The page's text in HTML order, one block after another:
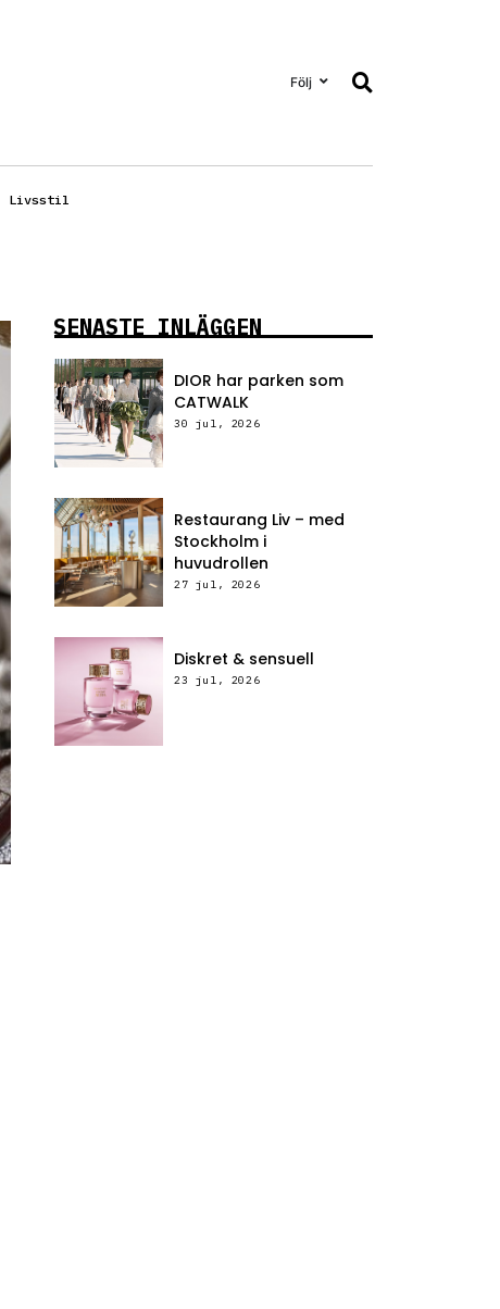
Följ
Livsstil
SENASTE INLÄGGEN
DIOR har parken som
CATWALK
30 jul, 2026
Restaurang Liv – med
Stockholm i
huvudrollen
27 jul, 2026
Diskret & sensuell
23 jul, 2026